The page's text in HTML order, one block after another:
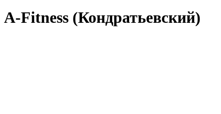
A-Fitness (Кондратьевский)